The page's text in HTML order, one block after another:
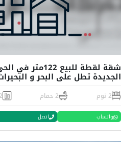
شقة لقطة للبيع
الجديدة تطل على البحر و
2 نوم 2 حمام
واتساب اتصل